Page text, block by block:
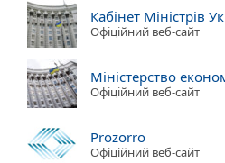
Кабінет Міністрів
Офіційний веб-сайт
Міністерство
Офіційний веб-сайт
Prozorro
Офіційний веб-сайт